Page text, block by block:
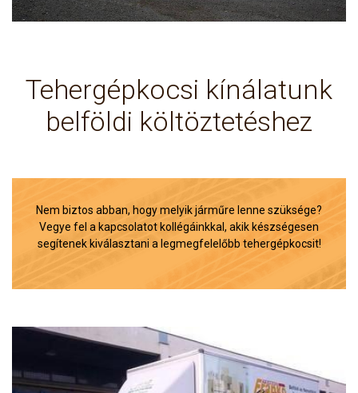
Tehergépkocsi kínálatunk
belföldi költöztetéshez
Nem biztos abban, hogy melyik járműre lenne szüksége?
Vegye fel a kapcsolatot kollégáinkkal, akik készségesen
segítenek kiválasztani a legmegfelelőbb tehergépkocsit!